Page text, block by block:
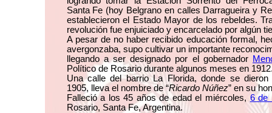
Santa Fe (hoy Belgrano en calles Darragueira y
establecieron el Estado Mayor de los rebeldes.
revolución fue enjuiciado y encarcelado por algún
A pesar de no haber recibido educación formal,
avergonzaba, supo cultivar un importante
llegando a ser designado por el gobernador
Político de Rosario durante algunos meses en
Una calle del barrio La Florida, donde se
1905, lleva el nombre de “Ricardo Núñez” en su
Falleció a los 45 años de edad el miércoles, 6 de
Rosario, Santa Fe, Argentina.